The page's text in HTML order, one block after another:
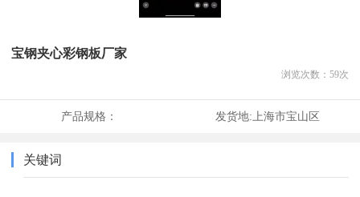
宝钢夹心彩钢板厂家
浏览次数： 59次
产品规格： 发货地: 上海市宝山区
关键词